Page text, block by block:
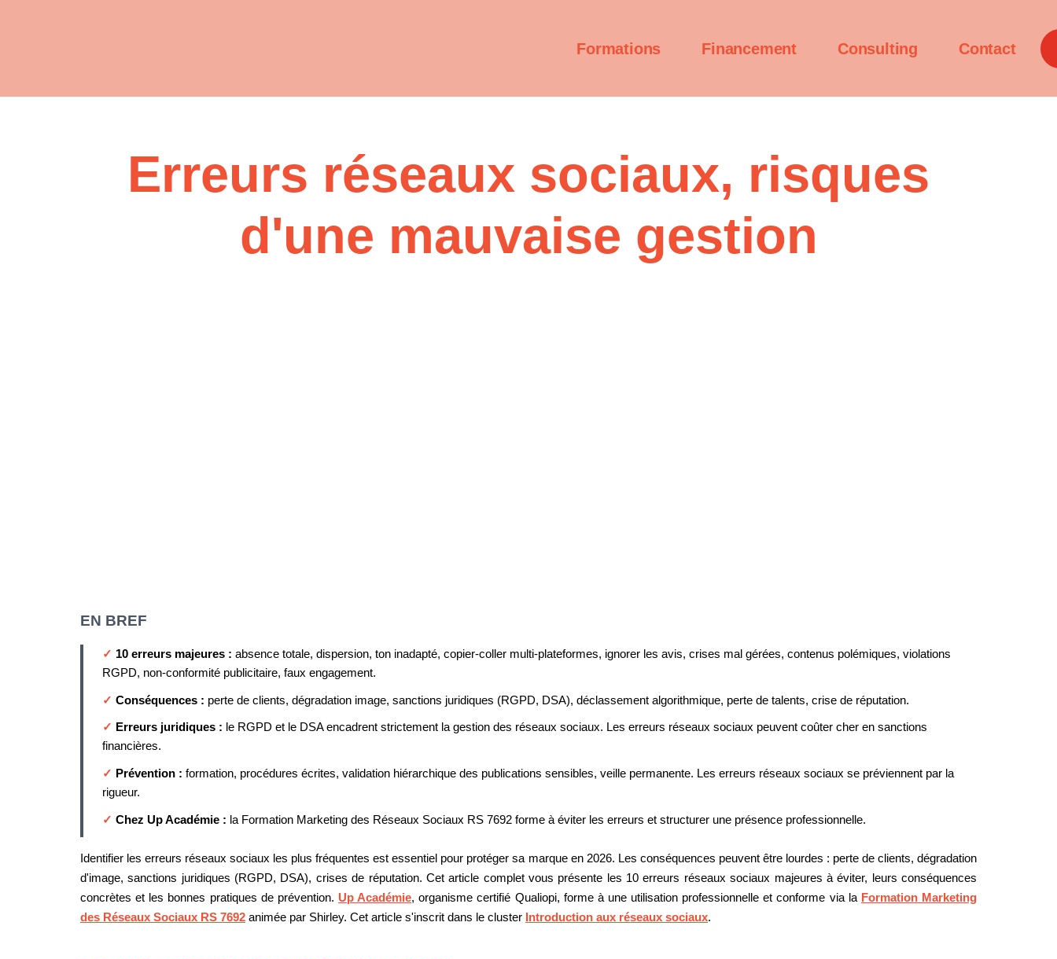
Formations Financement Consulting Contact
Erreurs réseaux sociaux, risques
d'une mauvaise gestion
EN BREF
✓ 10 erreurs majeures : absence totale, dispersion, ton inadapté, copier-coller multi-plateformes, ignorer les avis, crises mal gérées, contenus polémiques, violations
RGPD, non-conformité publicitaire, faux engagement.
✓ Conséquences : perte de clients, dégradation image, sanctions juridiques (RGPD, DSA), déclassement algorithmique, perte de talents, crise de réputation.
✓ Erreurs juridiques : le RGPD et le DSA encadrent strictement la gestion des réseaux sociaux. Les erreurs réseaux sociaux peuvent coûter cher en sanctions
financières.
✓ Prévention : formation, procédures écrites, validation hiérarchique des publications sensibles, veille permanente. Les erreurs réseaux sociaux se préviennent par la
rigueur.
✓ Chez Up Académie : la Formation Marketing des Réseaux Sociaux RS 7692 forme à éviter les erreurs et structurer une présence professionnelle.
Identifier les erreurs réseaux sociaux les plus fréquentes est essentiel pour protéger sa marque en 2026. Les conséquences peuvent être lourdes : perte de clients, dégradation
d'image, sanctions juridiques (RGPD, DSA), crises de réputation. Cet article complet vous présente les 10 erreurs réseaux sociaux majeures à éviter, leurs conséquences
concrètes et les bonnes pratiques de prévention. Up Académie, organisme certifié Qualiopi, forme à une utilisation professionnelle et conforme via la Formation Marketing
des Réseaux Sociaux RS 7692 animée par Shirley. Cet article s'inscrit dans le cluster Introduction aux réseaux sociaux.